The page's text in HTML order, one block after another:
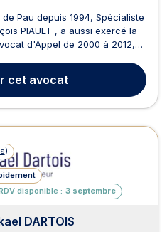
Pau depuis 1994, Spécialiste
PIAULT , a aussi exercé la
d'Appel de 2000 à 2012,
compétent en procédure
proc...
cet avocat
)
disponible : 3 septembre
DARTOIS